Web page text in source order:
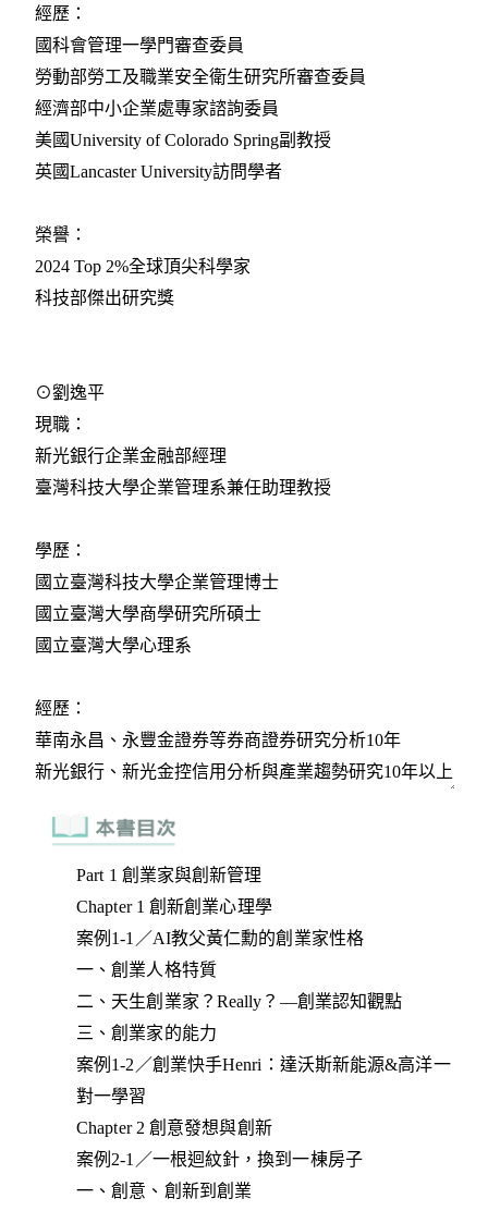
Part 1 創業家與創新管理
Chapter 1 創新創業心理學
案例1-1／AI教父黃仁勳的創業家性格
一、創業人格特質
二、天生創業家？Really？—創業認知觀點
三、創業家的能力
案例1-2／創業快手Henri：達沃斯新能源&高洋一
對一學習
Chapter 2 創意發想與創新
案例2-1／一根迴紋針，換到一棟房子
一、創意、創新到創業